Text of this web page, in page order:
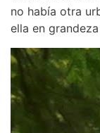
no había otra
ella en